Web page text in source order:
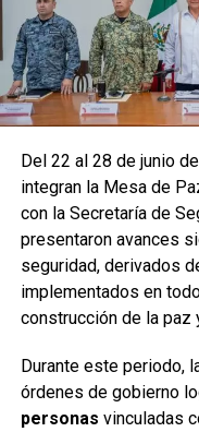
Del 22 al 28 de junio
integran la Mesa de
con la Secretaría de
presentaron avances
seguridad, derivados
implementados en
construcción de la paz
Durante este periodo,
órdenes de gobierno
personas vinculadas